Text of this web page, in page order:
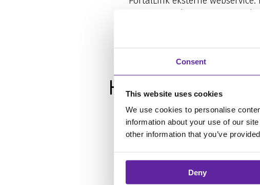
Consent
This website uses cookies
We use cookies to personalise
information about your use of our
other information that you’ve
Deny
Hvordan
Man skal have to IIS-servere
Man skal stille en mailserver til